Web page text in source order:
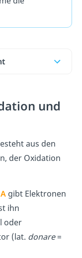
und
aus den
der Oxidation
A gibt Elektronen
ihn
oder
(lat. donare=